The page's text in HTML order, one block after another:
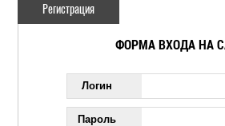
Регистрация
ФОРМА ВХОДА НА
Логин
Пароль